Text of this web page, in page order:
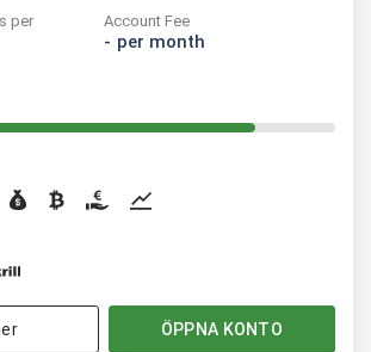
per
Account Fee
- per month
ÖPPNA KONTO